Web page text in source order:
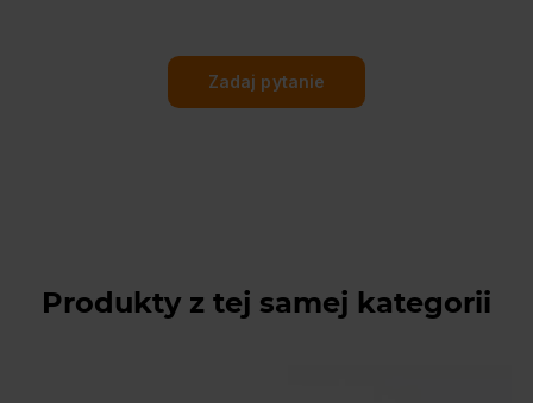
Zadaj pytanie
Produkty z tej samej kategorii